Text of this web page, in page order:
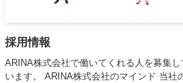
採用情報
ARINA株式会社で働いてくれる人を募集し
います。 ARINA株式会社のマインド 当社